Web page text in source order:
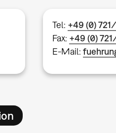
Tel: +49 (0)
Fax: +49 (0)
E-Mail: